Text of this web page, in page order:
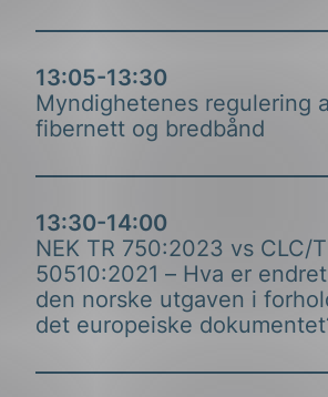
Fagsjef ekom, alarmsystemer, IoT,
Sigmund Eng
NEK TR 750 ?
13:05-13:30
Myndighetenes regulering
fibernett og bredbånd
13:30-14:00
NEK TR 750:2023 vs CLC/
50510:2021 – Hva er endret i
den norske utgaven i
det europeiske